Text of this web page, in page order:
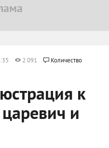
2 091
Количество
к
и